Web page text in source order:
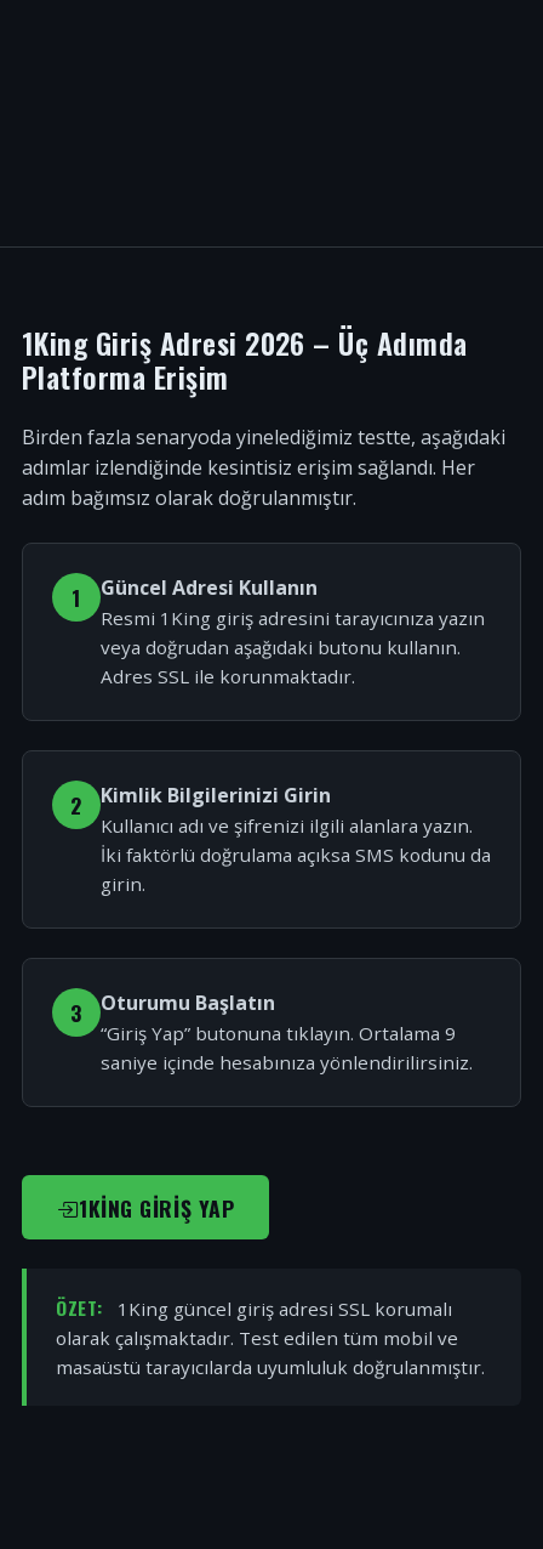
1King Giriş Adresi 2026 – Üç Adımda
Platforma Erişim
Birden fazla senaryoda yinelediğimiz testte, aşağıdaki
adımlar izlendiğinde kesintisiz erişim sağlandı. Her
adım bağımsız olarak doğrulanmıştır.
1 Güncel Adresi Kullanın
Resmi 1King giriş adresini tarayıcınıza yazın
veya doğrudan aşağıdaki butonu kullanın.
Adres SSL ile korunmaktadır.
2 Kimlik Bilgilerinizi Girin
Kullanıcı adı ve şifrenizi ilgili alanlara yazın.
İki faktörlü doğrulama açıksa SMS kodunu da
girin.
3 Oturumu Başlatın
“Giriş Yap” butonuna tıklayın. Ortalama 9
saniye içinde hesabınıza yönlendirilirsiniz.
1KING GIRIŞ YAP
ÖZET:
1King güncel giriş adresi SSL korumalı
olarak çalışmaktadır. Test edilen tüm mobil ve
masaüstü tarayıcılarda uyumluluk doğrulanmıştır.